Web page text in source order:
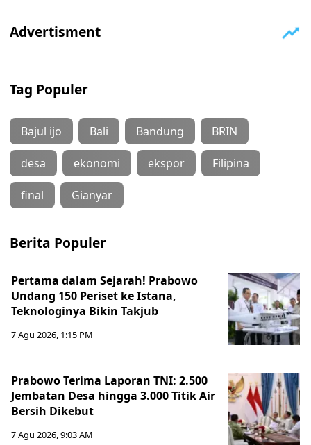
Tag Populer
Bajul ijo Bali Bandung BRIN
desa ekonomi ekspor Filipina
final Gianyar
Berita Populer
Pertama dalam Sejarah! Prabowo
Undang 150 Periset ke Istana,
Teknologinya Bikin Takjub
7 Agu 2026, 1:15 PM
Prabowo Terima Laporan TNI: 2.500
Jembatan Desa hingga 3.000 Titik Air
Bersih Dikebut
7 Agu 2026, 9:03 AM